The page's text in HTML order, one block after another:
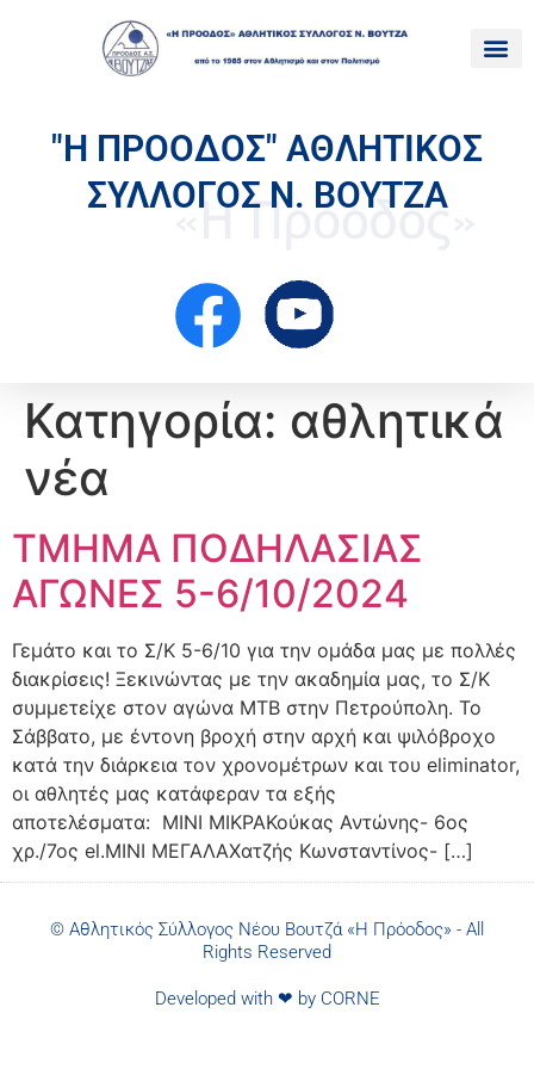
"Η ΠΡΟΟΔΟΣ" ΑΘΛΗΤΙΚΟΣ
ΣΥΛΛΟΓΟΣ Ν. ΒΟΥΤΖΑ
Κατηγορία: αθλητικά
νέα
ΤΜΗΜΑ ΠΟΔΗΛΑΣΙΑΣ
ΑΓΩΝΕΣ 5-6/10/2024
Γεμάτο και το Σ/Κ 5-6/10 για την ομάδα μας με πολλές
διακρίσεις! Ξεκινώντας με την ακαδημία μας, το Σ/Κ
συμμετείχε στον αγώνα MTB στην Πετρούπολη. Το
Σάββατο, με έντονη βροχή στην αρχή και ψιλόβροχο
κατά την διάρκεια τον χρονομέτρων και του eliminator,
οι αθλητές μας κατάφεραν τα εξής
αποτελέσματα: ΜΙΝΙ ΜΙΚΡΑΚούκας Αντώνης- 6ος
χρ./7ος el.ΜΙΝΙ ΜΕΓΑΛΑΧατζής Κωνσταντίνος- […]
© Αθλητικός Σύλλογος Νέου Βουτζά «Η Πρόοδος» - All
Rights Reserved
Developed with ❤ by CORNE